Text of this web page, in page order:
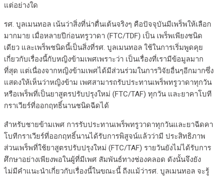
แต่อย่างใด
รศ. บูลเมนทอล เน้นว่าสิ่งที่น่าตื่นเต้นจริงๆ คือปัจจุบันมีเพร็พให้เลือก
มากมาย เมื่อหลายปีก่อนทรูวาดา (FTC/TDF) เป็น เพร็พเพียงชนิด
เดียว และเพร็พชนิดนี้เป็นสิ่งที่รศ. บูลเมนทอล ใช้ในการเริ่มพูดคุย
เกี่ยวกับเรื่องนี้กับหญิงข้ามเพศเพราะว่า เป็นเรื่องที่เรามีข้อมูลมาก
ที่สุด แต่เนื่องจากหญิงข้ามเพศได้มีส่วนร่วมในการวิจัยอื่นๆอีกมากซึ่ง
แสดงให้เห็นว่าหญิงข้าม เพศสามารถรับประทานเพร็พทรูวาดาทุกวัน
หรือเพร็พที่เป็นยาสูตรปรับปรุงใหม่ (FTC/TAF) ทุกวัน และยาคาโบที
กราเวียร์ที่ออกฤทธิ์นานชนิดฉีดได้
สำหรับชายข้ามเพศ การรับประทานเพร็พทรูวาดาทุกวันและยาฉีดคา
โบทีกราเวียร์ที่ออกฤทธิ์นานได้รับการพิสูจน์แล้วว่ามี ประสิทธิภาพ
ส่วนเพร็พที่ใช้ยาสูตรปรับปรุงใหม่ (FTC/TAF) รายวันยังไม่ได้รับการ
ศึกษาอย่างเพียงพอในผู้ที่มีเพศ สัมพันธ์ทางช่องคลอด ดังนั้นจึงยัง
ไม่มีคำแนะนำเกี่ยวกับเรื่องนี้ในขณะนี้ ถีงแม้ว่ารศ. บูลเมนทอล จะรู้